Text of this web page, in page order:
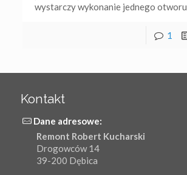
wystarczy wykonanie jednego otworu
1
Kontakt
Dane adresowe:
Remont Robert Kucharski
Drogowców 14
39-200 Dębica